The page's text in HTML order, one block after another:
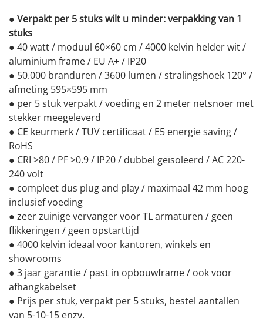
● Verpakt per 5 stuks wilt u minder: verpakking van 1
stuks
● 40 watt / moduul 60×60 cm / 4000 kelvin helder wit /
aluminium frame / EU A+ / IP20
● 50.000 branduren / 3600 lumen / stralingshoek 120° /
afmeting 595×595 mm
● per 5 stuk verpakt / voeding en 2 meter netsnoer met
stekker meegeleverd
● CE keurmerk / TUV certificaat / E5 energie saving /
RoHS
● CRI >80 / PF >0.9 / IP20 / dubbel geïsoleerd / AC 220-
240 volt
● compleet dus plug and play / maximaal 42 mm hoog
inclusief voeding
● zeer zuinige vervanger voor TL armaturen / geen
flikkeringen / geen opstarttijd
● 4000 kelvin ideaal voor kantoren, winkels en
showrooms
● 3 jaar garantie / past in opbouwframe / ook voor
afhangkabelset
● Prijs per stuk, verpakt per 5 stuks, bestel aantallen
van 5-10-15 enzv.